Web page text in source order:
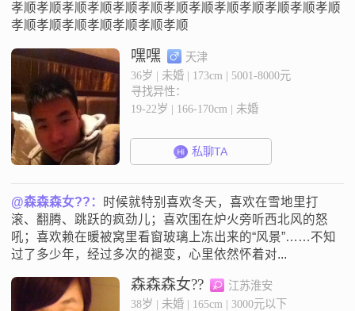
孝顺孝顺孝顺孝顺孝顺孝顺孝顺孝顺孝顺孝顺孝顺孝顺孝顺
孝顺孝顺孝顺孝顺孝顺孝顺孝顺
嘿嘿
天津
36岁 | 未婚 | 173cm | 5001-8000元
寻找异性：
19-22岁 | 166-170cm | 未婚
私聊TA
@森森森女??： 时候就特别喜欢冬天，喜欢在雪地里打
滚、翻腾、跳跃的疯劲儿；喜欢围在炉火旁听西北风的怒
吼；喜欢赖在暖被窝里看窗玻璃上冻出来的“风景”……不知
过了多少年，经过多次的褪变，心里依然怀着对...
森森森女??
江苏淮安
38岁 | 未婚 | 165cm | 3000元以下